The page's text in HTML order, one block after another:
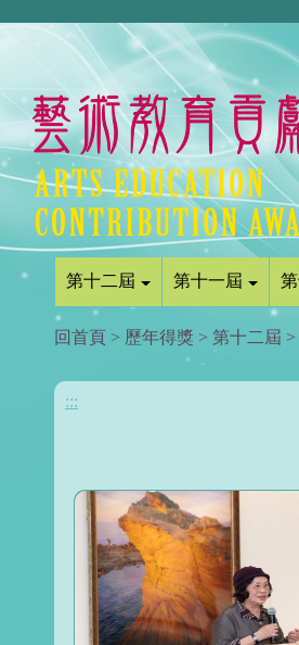
第十二屆 第十一屆
:::
回首頁 > 歷年得獎 > 第十二屆 >